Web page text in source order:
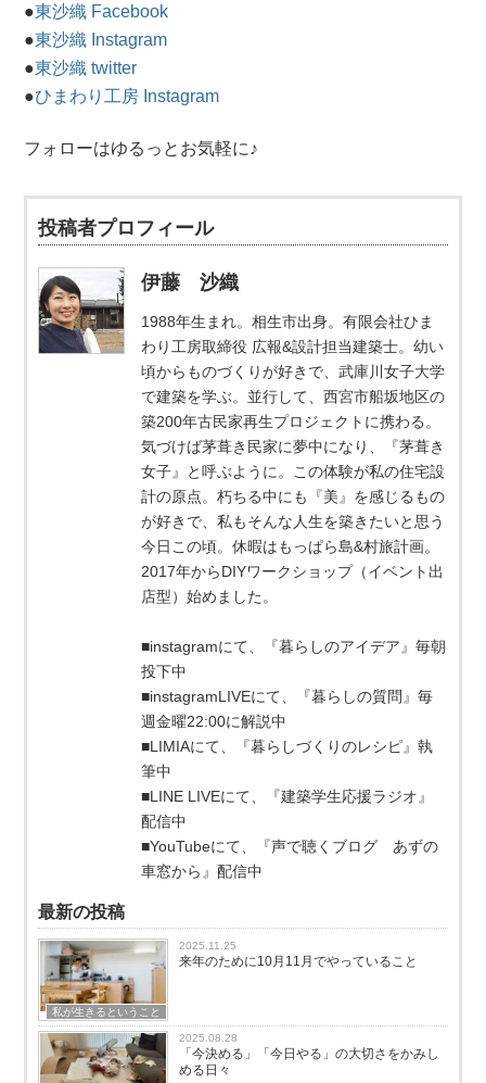
●東沙織 Facebook
●東沙織 Instagram
●東沙織 twitter
●ひまわり工房 Instagram
フォローはゆるっとお気軽に♪
投稿者プロフィール
伊藤 沙織
1988年生まれ。相生市出身。有限会社ひま
わり工房取締役 広報&設計担当建築士。幼い
頃からものづくりが好きで、武庫川女子大学
で建築を学ぶ。並行して、西宮市船坂地区の
築200年古民家再生プロジェクトに携わる。
気づけば茅葺き民家に夢中になり、『茅葺き
女子』と呼ぶように。この体験が私の住宅設
計の原点。朽ちる中にも『美』を感じるもの
が好きで、私もそんな人生を築きたいと思う
今日この頃。休暇はもっぱら島&村旅計画。
2017年からDIYワークショップ（イベント出
店型）始めました。
■instagramにて、『暮らしのアイデア』毎朝
投下中
■instagramLIVEにて、『暮らしの質問』毎
週金曜22:00に解説中
■LIMIAにて、『暮らしづくりのレシピ』執
筆中
■LINE LIVEにて、『建築学生応援ラジオ』
配信中
■YouTubeにて、『声で聴くブログ あずの
車窓から』配信中
最新の投稿
私が生きるということ
2025.11.25
来年のために10月11月でやっていること
2025.08.28
「今決める」「今日やる」の大切さをかみし
める日々